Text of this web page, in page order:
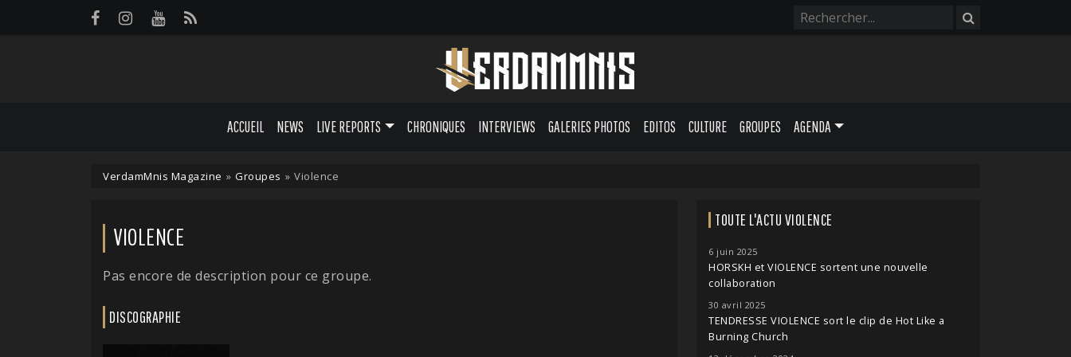
ACCUEIL NEWS LIVE REPORTS CHRONIQUES INTERVIEWS GALERIES PHOTOS EDITOS CULTURE GROUPES AGENDA
VerdamMnis Magazine » Groupes » Violence
VIOLENCE
Pas encore de description pour ce groupe.
DISCOGRAPHIE
TOUTE L'ACTU VIOLENCE
6 juin 2025
HORSKH et VIOLENCE sortent une nouvelle
collaboration
30 avril 2025
TENDRESSE VIOLENCE sort le clip de Hot Like a
Burning Church
Panneau de gestion des cookies